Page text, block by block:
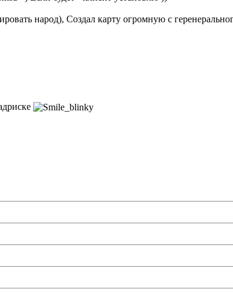
народ), Создал карту огромную с